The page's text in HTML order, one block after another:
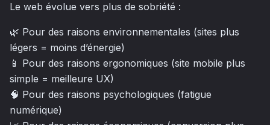
Le web évolue vers plus de sobriété :
🌿 Pour des raisons environnementales (sites plus
légers = moins d’énergie)
📱 Pour des raisons ergonomiques (site mobile plus
simple = meilleure UX)
🧠 Pour des raisons psychologiques (fatigue
numérique)